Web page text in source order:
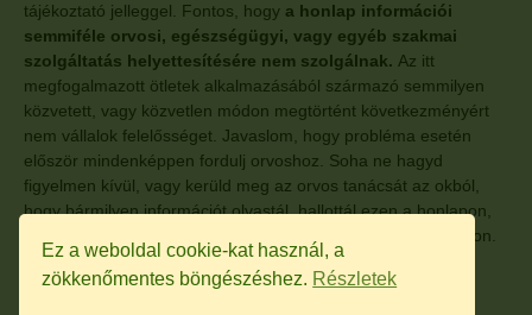
tájékoztató jelleggel. Fontos, hogy a honlap információi
semmiféle orvosi, egészségügyi, vagy egyéb szakmai
szolgáltatás helyettesítésére nem szolgálnak. Az itt
megfogalmazott ötletek alkalmazásából származó semmilyen
közvetett, vagy közvetlen módon megtörtént következményért
nem vállalok felelősséget. Javaslom, hogy probléma esetén
először mindenképpen fordulj orvoshoz. Soha ne hagyd
figyelmen kívül, vagy kerüld meg az orvos tanácsát az okból,
hogy bármilyen információt olvastál, hallottál ezen a honlapon,
vagy a honlaphoz kapcsolódó, egyéb más oldalon, anyagokon.
Ez a weboldal cookie-kat használ, a
zökkenőmentes böngészéshez. Részletek